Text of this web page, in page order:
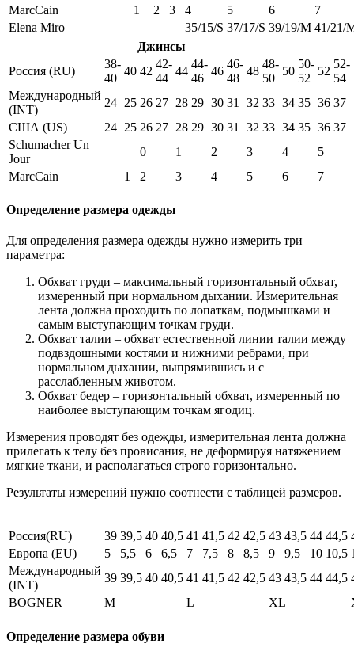
MarcCain
1 2 3 4 5 6
7
Elena Miro
35/15/S 37/17/S 39/19/M 41/21/
Джинсы
Россия (RU)
38-
40
40 42
42-
44
44
44-
46
46
46-
48
48
48-
50
50
50-
52
52
52-
54
Международный
(INT)
24 25 26 27 28 29 30 31 32 33 34 35 36 37
США (US)
24 25 26 27 28 29 30 31 32 33 34 35 36 37
Schumacher Un
Jour
0 1 2 3 4
5
MarcCain
1 2 3 4 5 6 7
Определение размера одежды
Для определения размера одежды нужно измерить три
параметра:
Обхват груди – максимальный горизонтальный обхват,
измеренный при нормальном дыхании. Измерительная
лента должна проходить по лопаткам, подмышками и
самым выступающим точкам груди.
Обхват талии – обхват естественной линии талии между
подвздошными костями и нижними ребрами, при
нормальном дыхании, выпрямившись и с
расслабленным животом.
Обхват бедер – горизонтальный обхват, измеренный по
наиболее выступающим точкам ягодиц.
Измерения проводят без одежды, измерительная лента должна
прилегать к телу без провисания, не деформируя натяжением
мягкие ткани, и располагаться строго горизонтально.
Результаты измерений нужно соотнести с таблицей размеров.
Россия(RU) 39 39,5 40 40,5 41 41,5 42 42,5 43 43,5 44 44,5
Европа (EU)
5 5,5 6 6,5 7 7,5 8 8,5 9 9,5 10 10,5
Международный
(INT)
39 39,5 40 40,5 41 41,5 42 42,5 43 43,5 44 44,5
BOGNER
M L XL
Определение размера обуви